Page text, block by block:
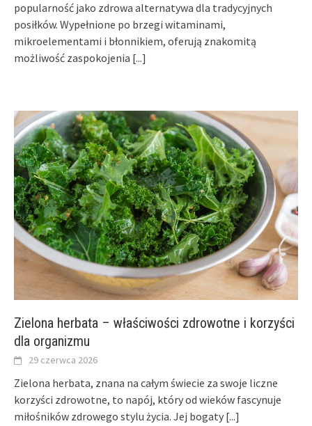
popularność jako zdrowa alternatywa dla tradycyjnych
posiłków. Wypełnione po brzegi witaminami,
mikroelementami i błonnikiem, oferują znakomitą
możliwość zaspokojenia [...]
Zielona herbata – właściwości zdrowotne i korzyści
dla organizmu
29 czerwca 2026
Zielona herbata, znana na całym świecie za swoje liczne
korzyści zdrowotne, to napój, który od wieków fascynuje
miłośników zdrowego stylu życia. Jej bogaty [...]